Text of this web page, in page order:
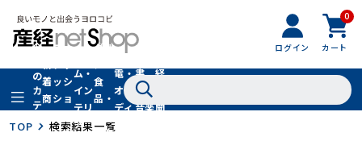
ログイン
0
カート
全
の
カ
テ
リ
着
商
品
フ
ッ
シ
ョ
ン
フ
ァ
シ
ョ
ン
小
ム・
イン
テリ
ア
グル
食
品・
ドリ
ンク
家
電・
オー
ディ
オ
書
籍・
音楽
経
聞
TOP 検索結果一覧